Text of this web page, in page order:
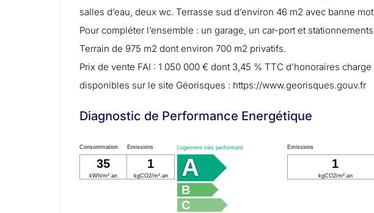
salles d’eau, deux wc. Terrasse sud d’environ 46 m2 avec banne
Pour compléter l’ensemble : un garage, un car-port et
Terrain de 975 m2 dont environ 700 m2 privatifs.
Prix de vente FAI : 1 050 000 € dont 3,45 % TTC d’honoraires
disponibles sur le site Géorisques : https://www.georisques.gouv.fr
Diagnostic de Performance Energétique
Consommation
35
kWh/m².an
Emissions
1
kgCO2/m².an
Logement très performant
A
B
C
Emissions
1
kgCO2/m².an